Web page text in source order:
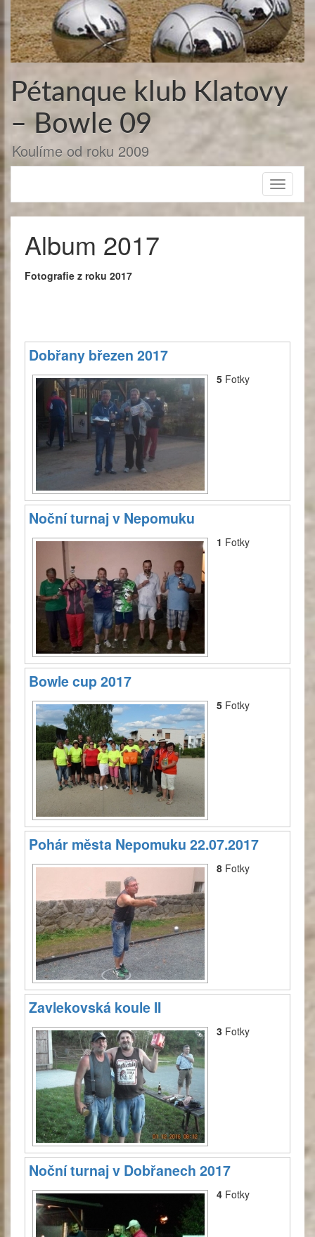
Přejít
k
obsahu
webu
Pétanque klub Klatovy
– Bowle 09
Koulíme od roku 2009
Toggle
Album 2017
Fotografie z roku 2017
Dobřany březen 2017
5 Fotky
Noční turnaj v Nepomuku
1 Fotky
Bowle cup 2017
5 Fotky
Pohár města Nepomuku 22.07.2017
8 Fotky
Zavlekovská koule II
3 Fotky
Noční turnaj v Dobřanech 2017
4 Fotky